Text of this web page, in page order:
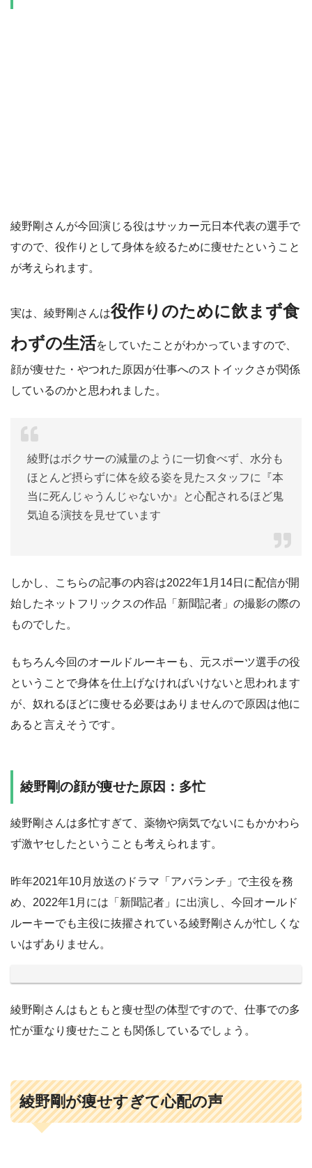
綾野剛さんが今回演じる役はサッカー元日本代表の選手で
すので、役作りとして身体を絞るために痩せたということ
が考えられます。
実は、綾野剛さんは役作りのために飲まず食
わずの生活をしていたことがわかっていますので、
顔が痩せた・やつれた原因が仕事へのストイックさが関係
しているのかと思われました。
綾野はボクサーの減量のように一切食べず、水分も
ほとんど摂らずに体を絞る姿を見たスタッフに『本
当に死んじゃうんじゃないか』と心配されるほど鬼
気迫る演技を見せています
しかし、こちらの記事の内容は2022年1月14日に配信が開
始したネットフリックスの作品「新聞記者」の撮影の際の
ものでした。
もちろん今回のオールドルーキーも、元スポーツ選手の役
ということで身体を仕上げなければいけないと思われます
が、奴れるほどに痩せる必要はありませんので原因は他に
あると言えそうです。
綾野剛の顔が痩せた原因：多忙
綾野剛さんは多忙すぎて、薬物や病気でないにもかかわら
ず激ヤセしたということも考えられます。
昨年2021年10月放送のドラマ「アバランチ」で主役を務
め、2022年1月には「新聞記者」に出演し、今回オールド
ルーキーでも主役に抜擢されている綾野剛さんが忙しくな
いはずありません。
綾野剛さんはもともと痩せ型の体型ですので、仕事での多
忙が重なり痩せたことも関係しているでしょう。
綾野剛が痩せすぎて心配の声